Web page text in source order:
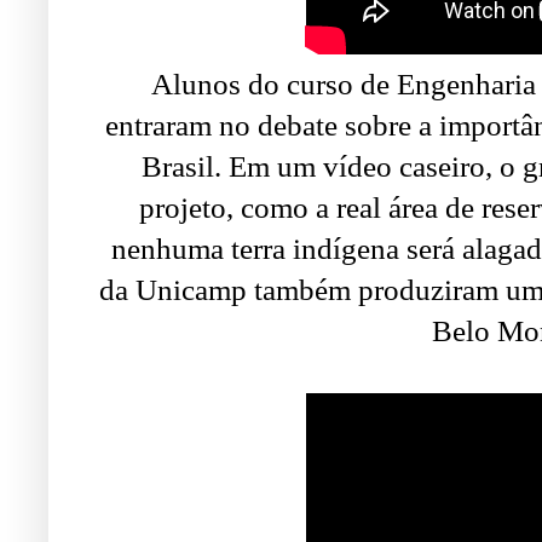
Alunos do curso de
entraram no debate sobre a
Brasil. Em um vídeo caseiro, o
projeto, como a real área de
nenhuma terra indígena será
da Unicamp também produziram
Belo